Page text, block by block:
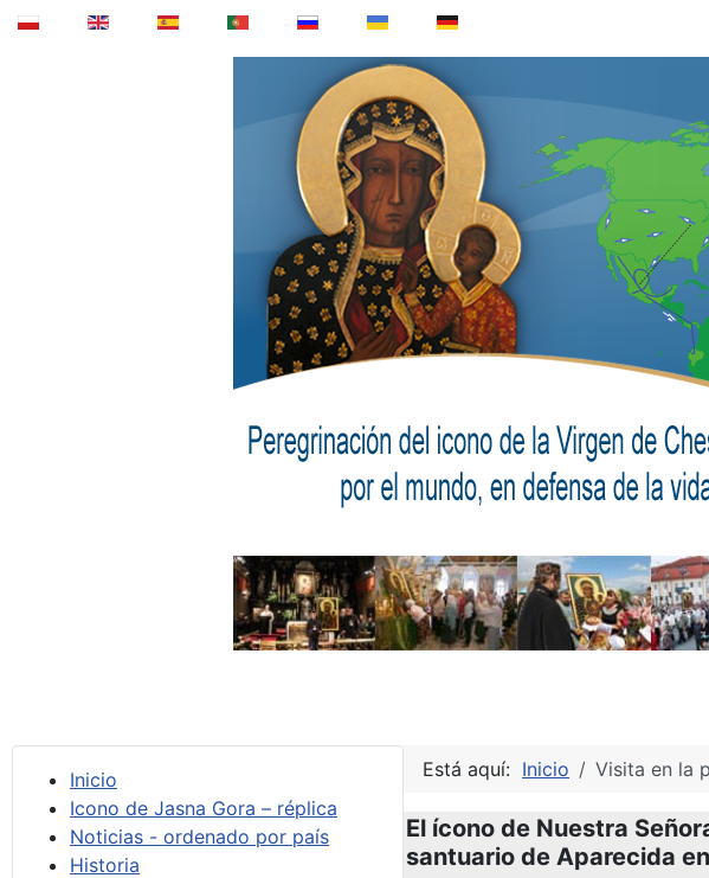
Inicio
Icono de Jasna Gora – réplica
Noticias - ordenado por país
Historia
Está aquí: Inicio Visita en la
El ícono de Nuestra
santuario de Aparecida